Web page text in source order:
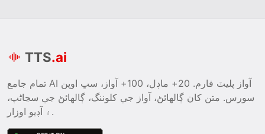
TTS.ai
تمام جامع AI آواز پليٽ فارم. 20+ ماڊل، 100+ آواز، سڀ اوپن
سورس. متن کان ڳالهائڻ، آواز جي کلوننگ، ڳالهائڻ جي سڃاڻپ،
۽ آڊيو اوزار.